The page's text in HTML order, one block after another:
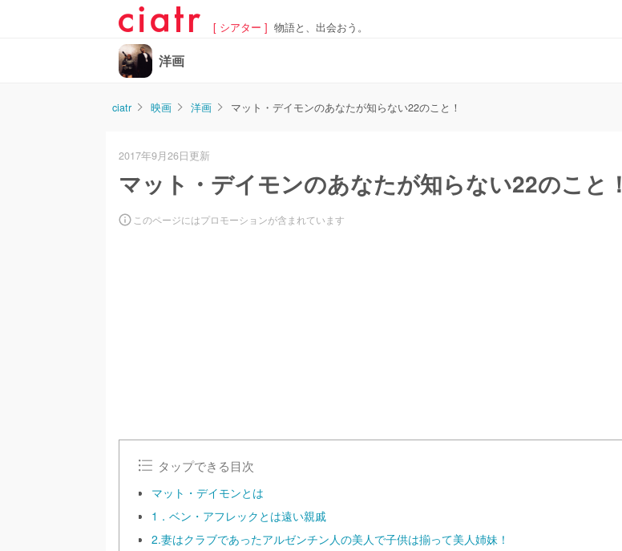
[ シアター ] 物語と、出会おう。
洋画
ciatr 映画 洋画 マット・デイモンのあなたが知らない22のこと！
2017年9月26日更新
マット・デイモンのあなたが知らない22のこと！
このページにはプロモーションが含まれています
タップできる目次
マット・デイモンとは
1．ベン・アフレックとは遠い親戚
2.妻はクラブであったアルゼンチン人の美人で子供は揃って美人姉妹！